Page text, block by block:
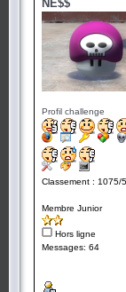
NE$$
Profil challenge
Classement : 1075/
Membre Junior
Hors ligne
Messages: 64